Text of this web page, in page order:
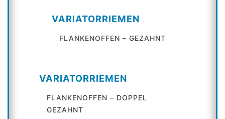
VARIATORRIEMEN
FLANKENOFFEN – GEZAHNT
VARIATORRIEMEN
FLANKENOFFEN – DOPPEL
GEZAHNT